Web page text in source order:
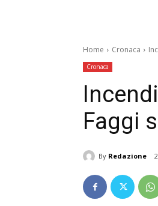
Home Cronaca
Cronaca
Faggi
By Redazione